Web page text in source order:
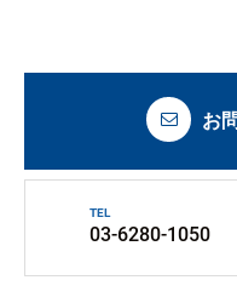
お
TEL
03-6280-1050